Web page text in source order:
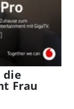
die
Frau